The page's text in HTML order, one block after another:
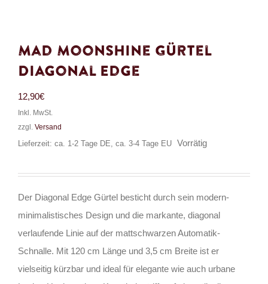
Mad Moonshine Gürtel
Diagonal Edge
12,90€
Inkl. MwSt.
zzgl. Versand
Lieferzeit: ca. 1-2 Tage DE, ca. 3-4 Tage EU
Vorrätig
Der Diagonal Edge Gürtel besticht durch sein modern-
minimalistisches Design und die markante, diagonal
verlaufende Linie auf der mattschwarzen Automatik-
Schnalle. Mit 120 cm Länge und 3,5 cm Breite ist er
vielseitig kürzbar und ideal für elegante wie auch urbane